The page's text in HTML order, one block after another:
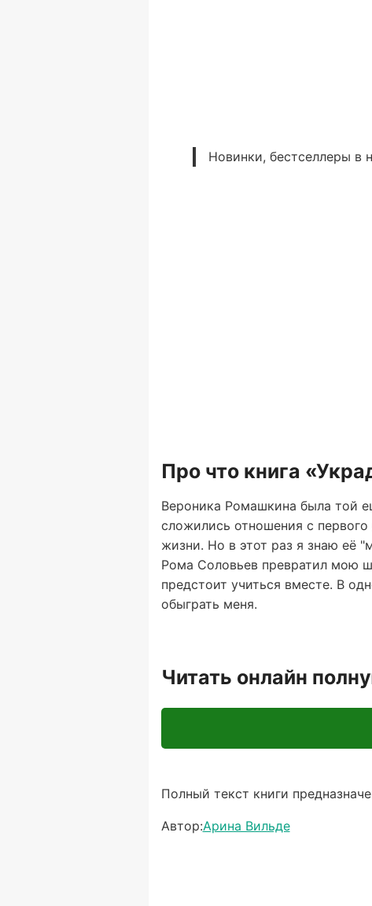
Новинки, бестселлеры в
Про что книга
Вероника Ромашкина была той
сложились отношения с
жизни. Но в этот раз я знаю её
Рома Соловьев превратил мою
предстоит учиться вместе. В
обыграть меня.
Читать онлайн
Полный текст книги
Автор:Арина Вильде